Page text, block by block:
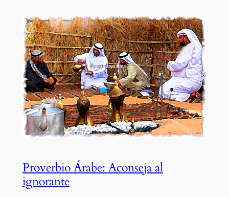
Proverbio Árabe: Aconseja al
ignorante